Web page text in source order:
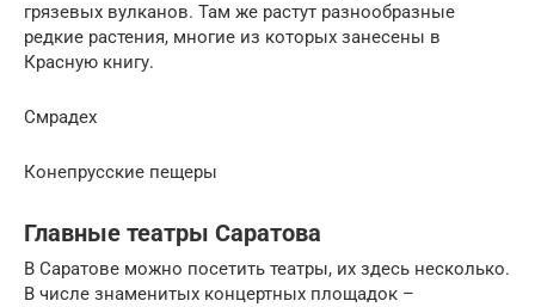
грязевых вулканов. Там же растут разнообразные
редкие растения, многие из которых занесены в
Красную книгу.
Смрадех
Конепрусские пещеры
Главные театры Саратова
В Саратове можно посетить театры, их здесь несколько.
В числе знаменитых концертных площадок –